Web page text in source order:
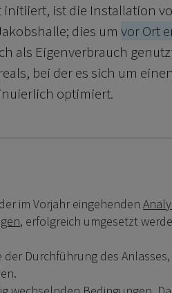
initiiert, ist die Installation
dies um vor Ort
als Eigenverbrauch
bei der es sich um einen
optimiert.
im Vorjahr eingehenden
, erfolgreich umgesetzt
der Durchführung des